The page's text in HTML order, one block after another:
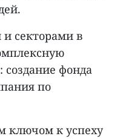
секторами в
фонда
по
ключом к успеху